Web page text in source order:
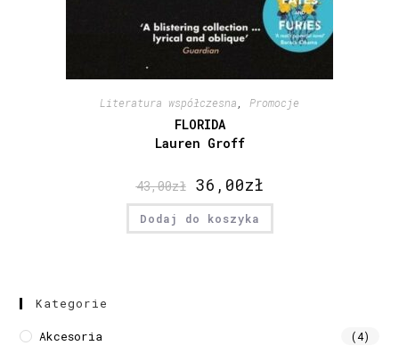
Literatura współczesna Promocje
FLORIDA
Lauren Groff
43,00zł 36,00zł
Dodaj do koszyka
Kategorie
Akcesoria (4)